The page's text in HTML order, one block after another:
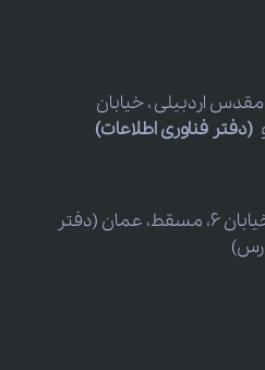
مقدس اردبیلی ، خیابان
(دفتر فناوری اطلاعات)
ال موج 335، خیابان 6، مسقط، عمان (دفتر